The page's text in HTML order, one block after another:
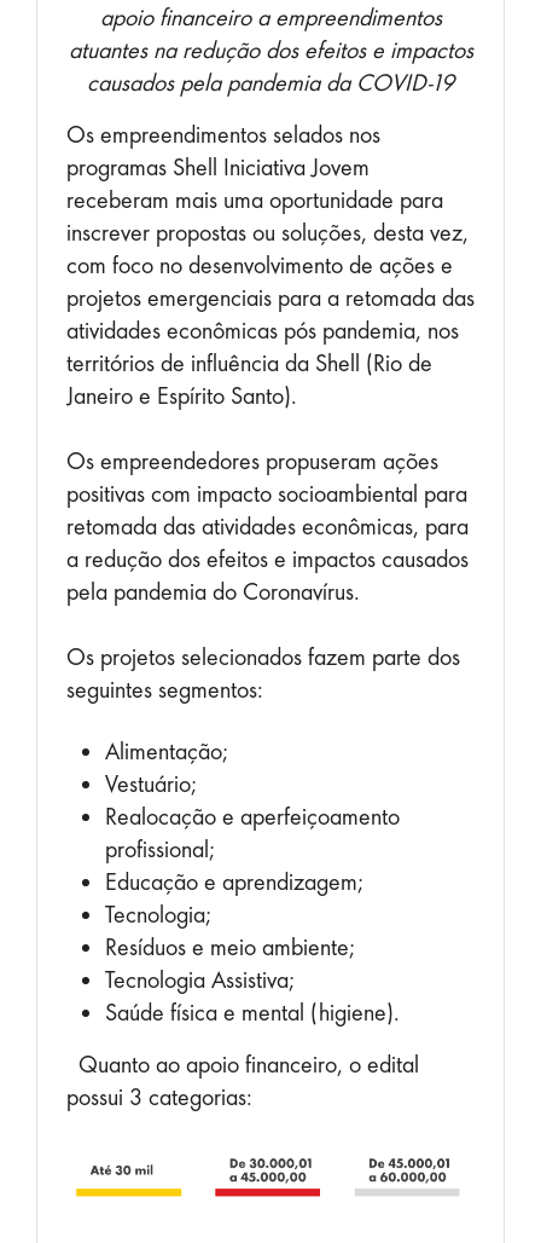
apoio financeiro a empreendimentos
atuantes na redução dos efeitos e impactos
causados pela pandemia da COVID-19
Os empreendimentos selados nos
programas Shell Iniciativa Jovem
receberam mais uma oportunidade para
inscrever propostas ou soluções, desta vez,
com foco no desenvolvimento de ações e
projetos emergenciais para a retomada das
atividades econômicas pós pandemia, nos
territórios de influência da Shell (Rio de
Janeiro e Espírito Santo).
Os empreendedores propuseram ações
positivas com impacto socioambiental para
retomada das atividades econômicas, para
a redução dos efeitos e impactos causados
pela pandemia do Coronavírus.
Os projetos selecionados fazem parte dos
seguintes segmentos:
Alimentação;
Vestuário;
Realocação e aperfeiçoamento
profissional;
Educação e aprendizagem;
Tecnologia;
Resíduos e meio ambiente;
Tecnologia Assistiva;
Saúde física e mental (higiene).
Quanto ao apoio financeiro, o edital
possui 3 categorias: